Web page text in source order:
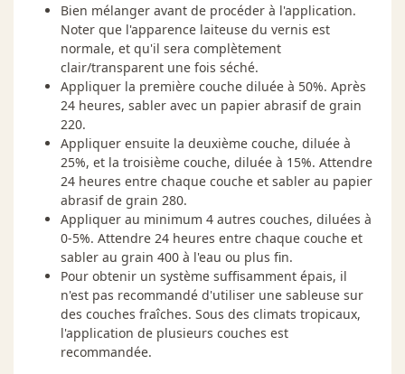
Bien mélanger avant de procéder à l'application.
Noter que l'apparence laiteuse du vernis est
normale, et qu'il sera complètement
clair/transparent une fois séché.
Appliquer la première couche diluée à 50%. Après
24 heures, sabler avec un papier abrasif de grain
220.
Appliquer ensuite la deuxième couche, diluée à
25%, et la troisième couche, diluée à 15%. Attendre
24 heures entre chaque couche et sabler au papier
abrasif de grain 280.
Appliquer au minimum 4 autres couches, diluées à
0-5%. Attendre 24 heures entre chaque couche et
sabler au grain 400 à l'eau ou plus fin.
Pour obtenir un système suffisamment épais, il
n'est pas recommandé d'utiliser une sableuse sur
des couches fraîches. Sous des climats tropicaux,
l'application de plusieurs couches est
recommandée.